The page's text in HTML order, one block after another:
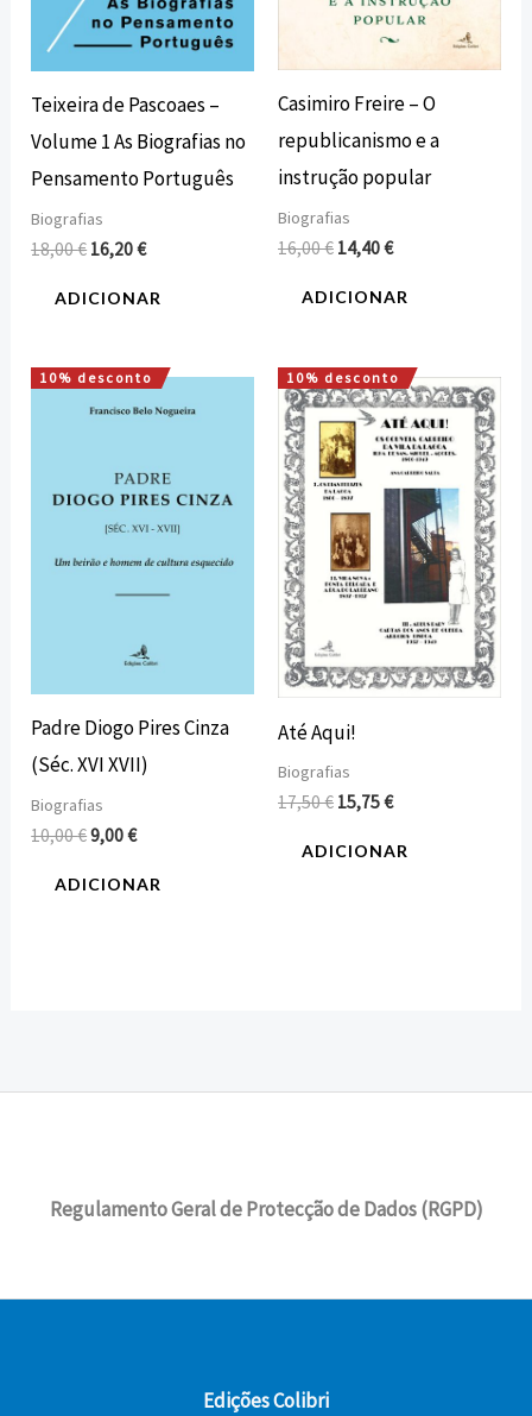
Teixeira de Pascoaes –
Volume 1 As Biografias no
Pensamento Português
Biografias
18,00€ 16,20€
ADICIONAR
Casimiro Freire – O
republicanismo e a
instrução popular
Biografias
16,00€ 14,40€
ADICIONAR
10% desconto
Padre Diogo Pires Cinza
(Séc. XVI XVII)
Biografias
10,00€
O
preço
10,00 €.
9,00€
O
preço
9,00 €.
ADICIONAR
10% desconto
Até Aqui!
Biografias
17,50€
O
preço
original
era:
17,50 €.
15,75€
O
preço
atual
é:
15,75 €.
ADICIONAR
Regulamento Geral de Protecção de Dados (RGPD)
Edições Colibri